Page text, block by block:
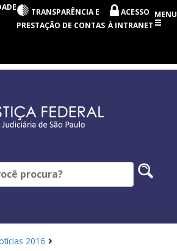
TRANSPARÊNCIA E
PRESTAÇÃO DE CONTAS
ACESSO
À INTRANET
MENU
2016